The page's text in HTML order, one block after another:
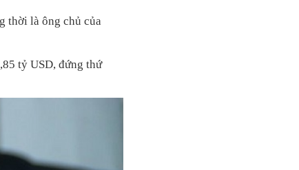
thời là ông chủ của
tỷ USD, đứng thứ